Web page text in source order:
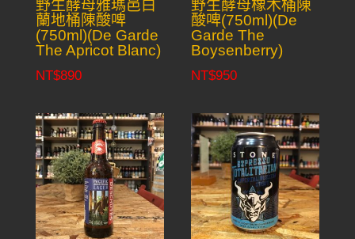
野生酵母雅瑪邑白
蘭地桶陳酸啤
(750ml)(De Garde
The Apricot Blanc)
NT$890
野生酵母橡木桶陳
酸啤(750ml)(De
Garde The
Boysenberry)
NT$950